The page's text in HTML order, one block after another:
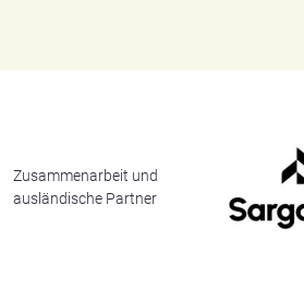
Zusammenarbeit und
ausländische Partner